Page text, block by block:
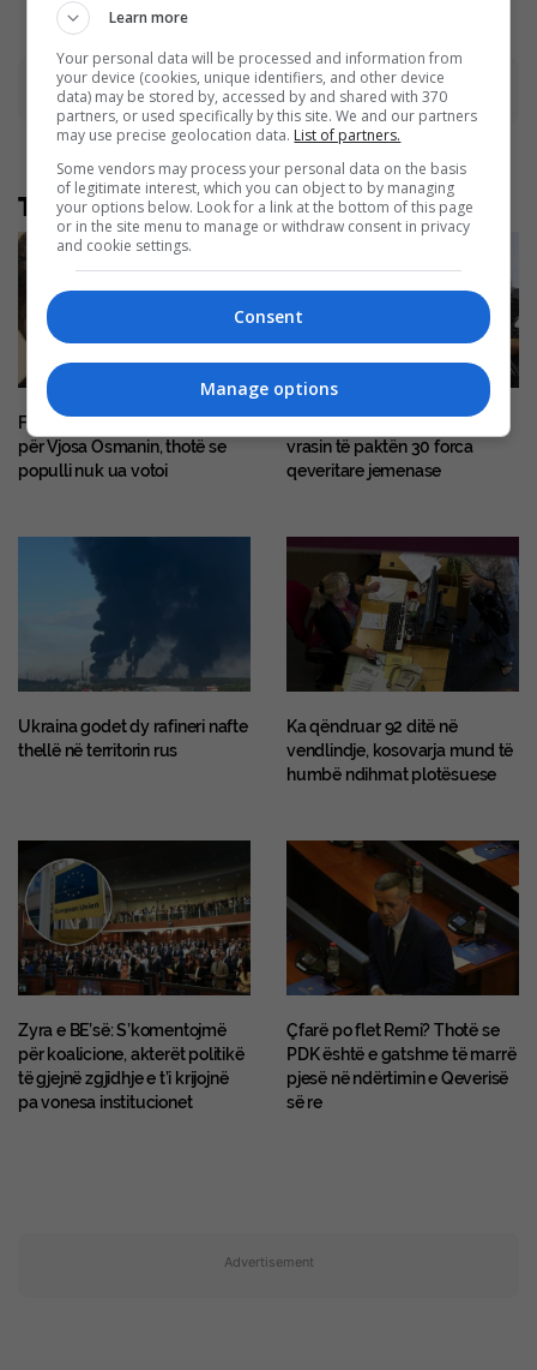
Advertisement
Të tjera nga rubrika
Feraj i VV e ngacmon LDK’në
për Vjosa Osmanin, thotë se
populli nuk ua votoi
Sulmet e Houthi-t thuhet se
vrasin të paktën 30 forca
qeveritare jemenase
Ukraina godet dy rafineri nafte
thellë në territorin rus
Ka qëndruar 92 ditë në
vendlindje, kosovarja mund të
humbë ndihmat plotësuese
Zyra e BE’së: S’komentojmë
për koalicione, akterët politikë
të gjejnë zgjidhje e t’i krijojnë
pa vonesa institucionet
Çfarë po flet Remi? Thotë se
PDK është e gatshme të marrë
pjesë në ndërtimin e Qeverisë
së re
Advertisement
Learn more
Your personal data will be processed and information from
your device (cookies, unique identifiers, and other device
data) may be stored by, accessed by and shared with 370
partners, or used specifically by this site. We and our partners
may use precise geolocation data. List of partners.
Some vendors may process your personal data on the basis
of legitimate interest, which you can object to by managing
your options below. Look for a link at the bottom of this page
or in the site menu to manage or withdraw consent in privacy
and cookie settings.
Consent
Manage options